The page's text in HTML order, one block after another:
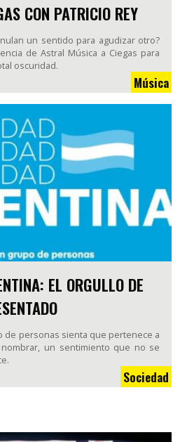
CON PATRICIO REY
un sentido para agudizar otro?
de Astral Música a Ciegas para
oscuridad.
Música
EL ORGULLO DE
de personas sienta que pertenece a
un sentimiento que no se
Sociedad